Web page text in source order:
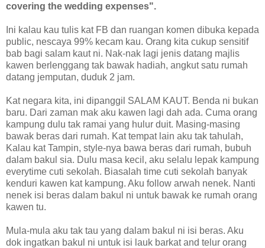
covering the wedding expenses".
Ini kalau kau tulis kat FB dan ruangan komen dibuka kepada
public, nescaya 99% kecam kau. Orang kita cukup sensitif
bab bagi salam kaut ni. Nak-nak lagi jenis datang majlis
kawen berlenggang tak bawak hadiah, angkut satu rumah
datang jemputan, duduk 2 jam.
Kat negara kita, ini dipanggil SALAM KAUT. Benda ni bukan
baru. Dari zaman mak aku kawen lagi dah ada. Cuma orang
kampung dulu tak ramai yang hulur duit. Masing-masing
bawak beras dari rumah. Kat tempat lain aku tak tahulah,
Kalau kat Tampin, style-nya bawa beras dari rumah, bubuh
dalam bakul sia. Dulu masa kecil, aku selalu lepak kampung
everytime cuti sekolah. Biasalah time cuti sekolah banyak
kenduri kawen kat kampung. Aku follow arwah nenek. Nanti
nenek isi beras dalam bakul ni untuk bawak ke rumah orang
kawen tu.
Mula-mula aku tak tau yang dalam bakul ni isi beras. Aku
dok ingatkan bakul ni untuk isi lauk barkat and telur orang